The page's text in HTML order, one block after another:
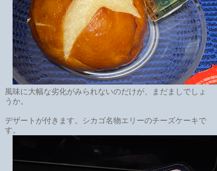
風味に大幅な劣化がみられないのだけが、まだましでしょ
うか。
デザートが付きます。シカゴ名物エリーのチーズケーキで
す。